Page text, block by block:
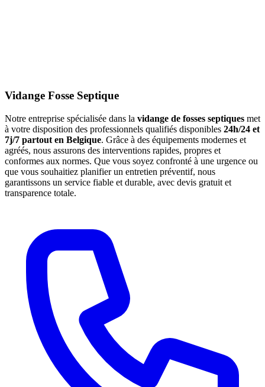
Vidange Fosse Septique
Notre entreprise spécialisée dans la vidange de fosses septiques met
à votre disposition des professionnels qualifiés disponibles 24h/24 et
7j/7 partout en Belgique. Grâce à des équipements modernes et
agréés, nous assurons des interventions rapides, propres et
conformes aux normes. Que vous soyez confronté à une urgence ou
que vous souhaitiez planifier un entretien préventif, nous
garantissons un service fiable et durable, avec devis gratuit et
transparence totale.